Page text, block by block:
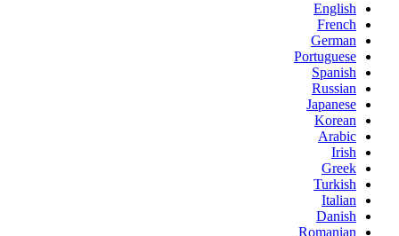
English
French
German
Portuguese
Spanish
Russian
Japanese
Korean
Arabic
Irish
Greek
Turkish
Italian
Danish
Romanian